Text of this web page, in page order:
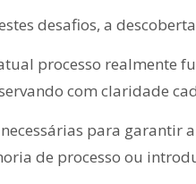
desafios, a
processo realmente
com claridade
para
de processo ou